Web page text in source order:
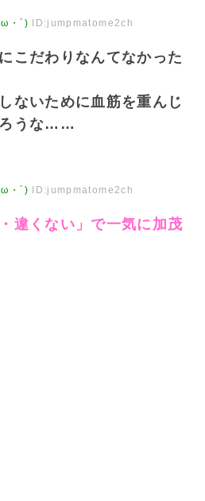
・´) ID:jumpmatome2ch
こだわりなんてなかった
ないために血筋を重んじ
ろうな……
・´) ID:jumpmatome2ch
違くない」で一気に加茂